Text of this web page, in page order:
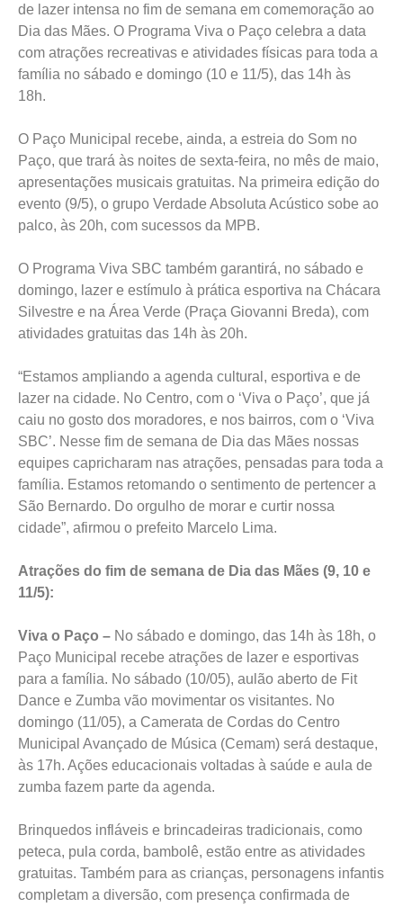
de lazer intensa no fim de semana em comemoração ao
Dia das Mães. O Programa Viva o Paço celebra a data
com atrações recreativas e atividades físicas para toda a
família no sábado e domingo (10 e 11/5), das 14h às
18h.
O Paço Municipal recebe, ainda, a estreia do Som no
Paço, que trará às noites de sexta-feira, no mês de maio,
apresentações musicais gratuitas. Na primeira edição do
evento (9/5), o grupo Verdade Absoluta Acústico sobe ao
palco, às 20h, com sucessos da MPB.
O Programa Viva SBC também garantirá, no sábado e
domingo, lazer e estímulo à prática esportiva na Chácara
Silvestre e na Área Verde (Praça Giovanni Breda), com
atividades gratuitas das 14h às 20h.
“Estamos ampliando a agenda cultural, esportiva e de
lazer na cidade. No Centro, com o ‘Viva o Paço’, que já
caiu no gosto dos moradores, e nos bairros, com o ‘Viva
SBC’. Nesse fim de semana de Dia das Mães nossas
equipes capricharam nas atrações, pensadas para toda a
família. Estamos retomando o sentimento de pertencer a
São Bernardo. Do orgulho de morar e curtir nossa
cidade”, afirmou o prefeito Marcelo Lima.
Atrações do fim de semana de Dia das Mães (9, 10 e
11/5):
Viva o Paço – No sábado e domingo, das 14h às 18h, o
Paço Municipal recebe atrações de lazer e esportivas
para a família. No sábado (10/05), aulão aberto de Fit
Dance e Zumba vão movimentar os visitantes. No
domingo (11/05), a Camerata de Cordas do Centro
Municipal Avançado de Música (Cemam) será destaque,
às 17h. Ações educacionais voltadas à saúde e aula de
zumba fazem parte da agenda.
Brinquedos infláveis e brincadeiras tradicionais, como
peteca, pula corda, bambolê, estão entre as atividades
gratuitas. Também para as crianças, personagens infantis
completam a diversão, com presença confirmada de